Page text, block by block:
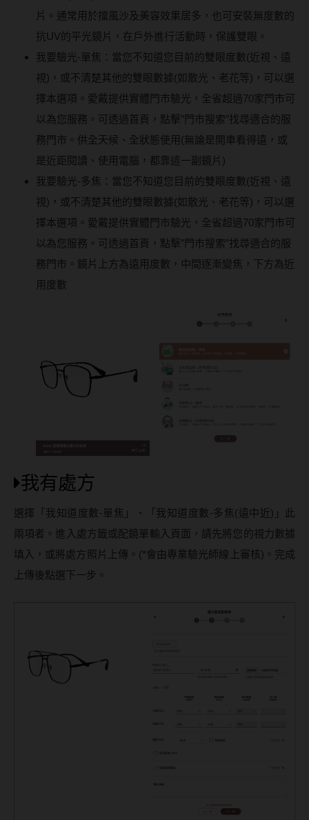
片。通常用於擋風沙及美容效果居多，也可安裝無度數的
抗UV的平光鏡片，在戶外進行活動時，保護雙眼。
我要驗光-單焦：當您不知道您目前的雙眼度數(近視、遠
視)，或不清楚其他的雙眼數據(如散光、老花等)，可以選
擇本選項。愛戴提供實體門市驗光，全省超過70家門市可
以為您服務。可透過首頁，點擊”門市搜索”找尋適合的服
務門市。供全天候、全狀態使用(無論是開車看得遠，或
是近距閱讀、使用電腦，都靠這一副鏡片)
我要驗光-多焦：當您不知道您目前的雙眼度數(近視、遠
視)，或不清楚其他的雙眼數據(如散光、老花等)，可以選
擇本選項。愛戴提供實體門市驗光，全省超過70家門市可
以為您服務。可透過首頁，點擊”門市搜索”找尋適合的服
務門市。鏡片上方為遠用度數，中間逐漸變焦，下方為近
用度數
我有處方
選擇「我知道度數-單焦」、「我知道度數-多焦(遠中近)」此
兩項者。進入處方籤或配鏡單輸入頁面，請先將您的視力數據
填入，或將處方照片上傳。(*會由專業驗光師線上審核)。完成
上傳後點選下一步。